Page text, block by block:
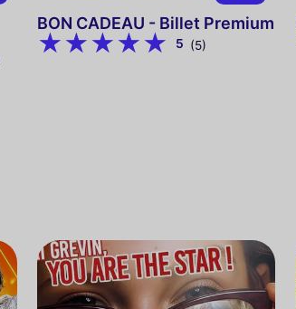
BON CADEAU - Billet Premium
5 (5)